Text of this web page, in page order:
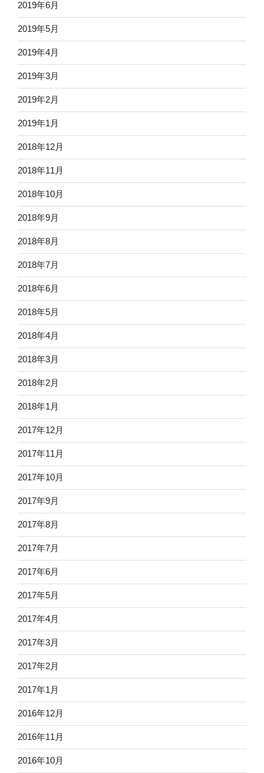
2019年6月
2019年5月
2019年4月
2019年3月
2019年2月
2019年1月
2018年12月
2018年11月
2018年10月
2018年9月
2018年8月
2018年7月
2018年6月
2018年5月
2018年4月
2018年3月
2018年2月
2018年1月
2017年12月
2017年11月
2017年10月
2017年9月
2017年8月
2017年7月
2017年6月
2017年5月
2017年4月
2017年3月
2017年2月
2017年1月
2016年12月
2016年11月
2016年10月